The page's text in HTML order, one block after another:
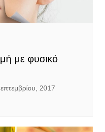
με φυσικό
2017